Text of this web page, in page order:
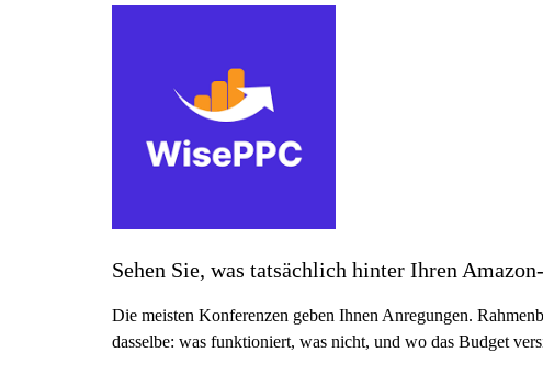
Sehen Sie, was tatsächlich hinter Ihren
Die meisten Konferenzen geben Ihnen Anregungen.
dasselbe: was funktioniert, was nicht, und wo das Budget